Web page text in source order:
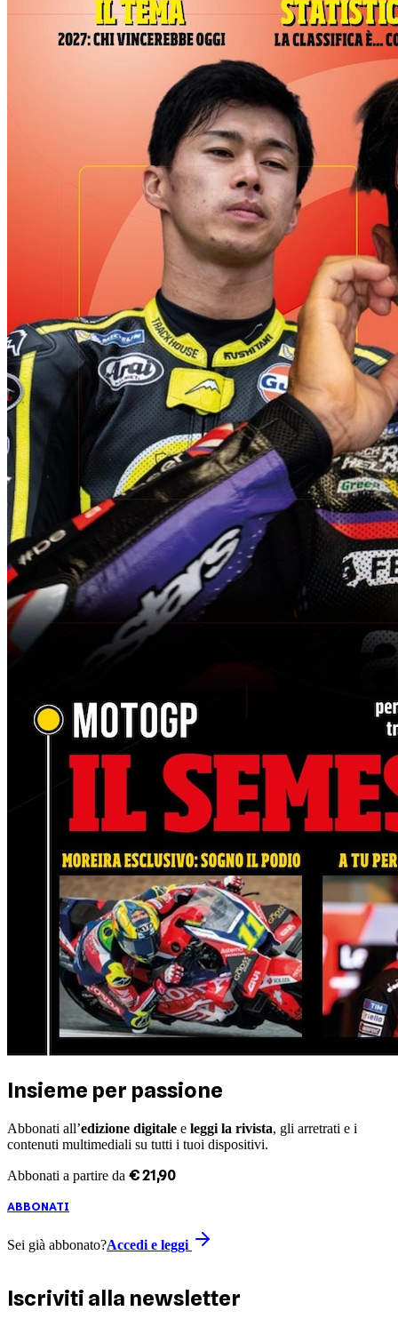
Insieme per passione
Abbonati all’edizione digitale e leggi la rivista, gli arretrati e i
contenuti multimediali su tutti i tuoi dispositivi.
Abbonati a partire da €21 ,90
ABBONATI
Sei già abbonato?Accedi e leggi
Iscriviti alla newsletter